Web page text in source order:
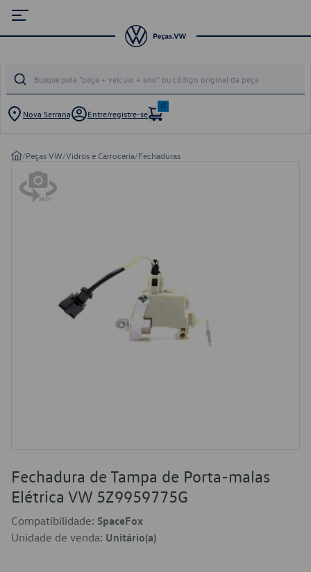
Nova Serrana Entre/registre-se
0
/Peças VW/Vidros e Carroceria/Fechaduras
Fechadura de Tampa de Porta-malas
Elétrica VW 5Z9959775G
Compatibilidade: SpaceFox
Unidade de venda: Unitário(a)